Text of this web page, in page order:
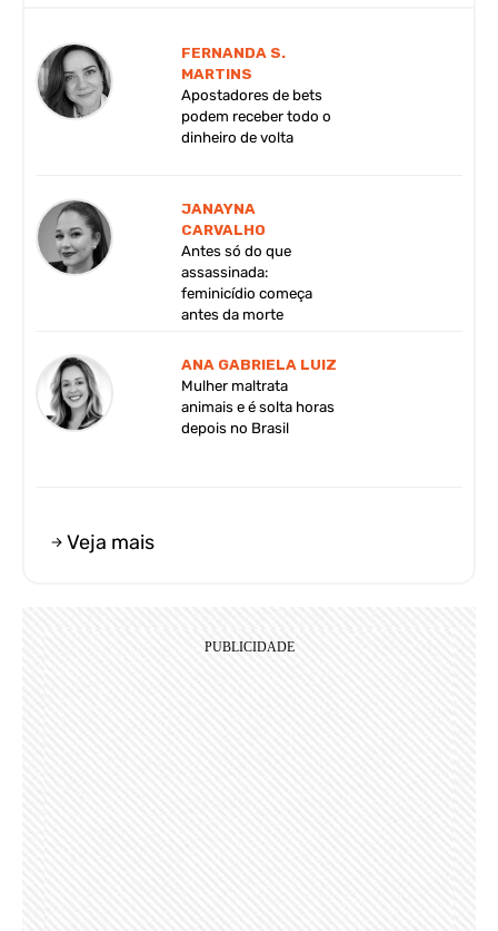
FERNANDA S.
MARTINS
Apostadores de bets
podem receber todo o
dinheiro de volta
JANAYNA
CARVALHO
Antes só do que
assassinada:
feminicídio começa
antes da morte
ANA GABRIELA LUIZ
Mulher maltrata
animais e é solta horas
depois no Brasil
Veja mais